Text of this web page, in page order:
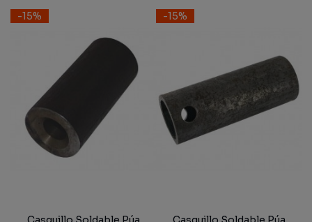
-15% -15%